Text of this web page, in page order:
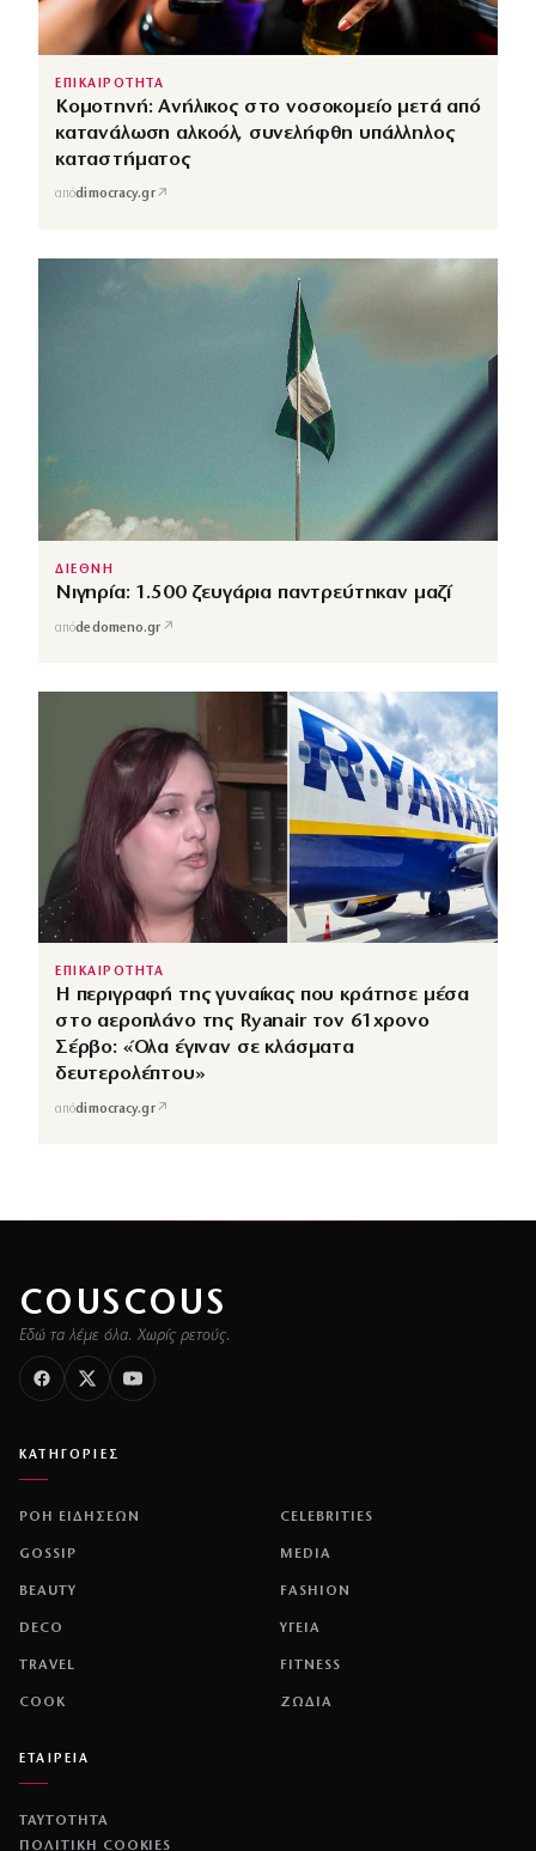
ΕΠΙΚΑΙΡΟΤΗΤΑ
Κομοτηνή: Ανήλικος στο νοσοκομείο μετά από
κατανάλωση αλκοόλ, συνελήφθη υπάλληλος
καταστήματος
απόdimocracy.gr↗
ΔΙΕΘΝΗ
Νιγηρία: 1.500 ζευγάρια παντρεύτηκαν μαζί
απόdedomeno.gr ↗
ΕΠΙΚΑΙΡΟΤΗΤΑ
Η περιγραφή της γυναίκας που κράτησε μέσα
στο αεροπλάνο της Ryanair τον 61χρονο
Σέρβο: «Όλα έγιναν σε κλάσματα
δευτερολέπτου»
απόdimocracy.gr↗
COUSCOUS
Εδώ τα λέμε όλα. Χωρίς ρετούς.
ΚΑΤΗΓΟΡΙΕΣ
ΡΟΗ ΕΙΔΗΣΕΩΝ CELEBRITIES
GOSSIP MEDIA
BEAUTY FASHION
DECO ΥΓΕΙΑ
TRAVEL FITNESS
COOK ΖΩΔΙΑ
ΕΤΑΙΡΕΙΑ
ΤΑΥΤΟΤΗΤΑ
ΠΟΛΙΤΙΚΉ COOKIES